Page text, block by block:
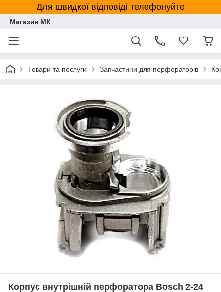
Для швидкої відповіді телефонуйте
Магазин МК
Товари та послуги Запчастини для перфораторів
Корпус внутрішній перфоратора Bosch 2-24